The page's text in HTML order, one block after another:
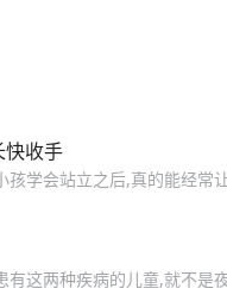
快收手
学会站立之后,真的能经常
这两种疾病的儿童,就不是